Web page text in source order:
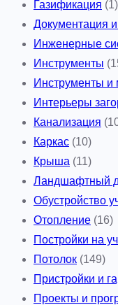
Газификация (1)
Документация
Инженерные
Инструменты
Инструменты и
Интерьеры
Канализация
Каркас (10)
Крыша (11)
Ландшафтный
Обустройство
Отопление (16)
Постройки на
Потолок (149)
Пристройки и
Проекты и